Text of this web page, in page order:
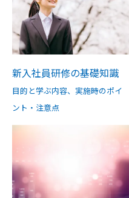
新入社員研修の基礎知識
目的と学ぶ内容、実施時のポイ
ント・注意点